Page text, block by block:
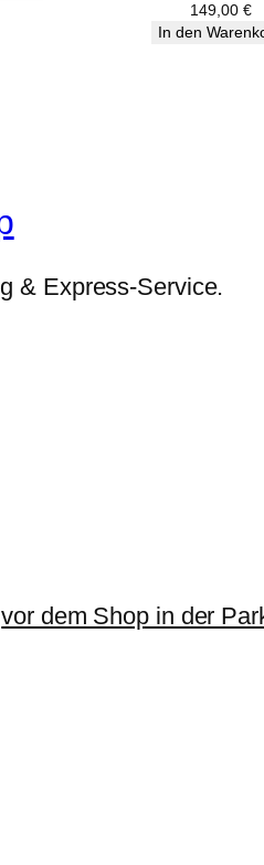
149,00 €
In den
& Express-Service.
vor dem Shop in der